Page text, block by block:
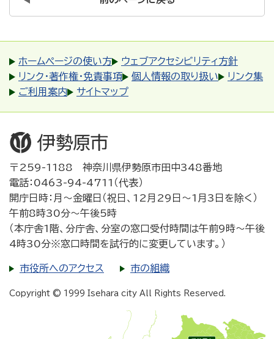
ホームページの使い方
ウェブアクセシビリティ方針
リンク・著作権・免責事項
個人情報の取り扱い
リンク集
ご利用案内
サイトマップ
〒259-1188 神奈川県伊勢原市田中348番地
電話：0463-94-4711（代表）
開庁日時：月～金曜日（祝日、12月29日～1月3日を除く）
午前8時30分～午後5時
（本庁舎1階、分庁舎、分室の窓口受付時間は午前9時～午後
4時30分※窓口時間を試行的に変更しています。）
市役所へのアクセス 市の組織
Copyright © 1999 Isehara city All Rights Reserved.